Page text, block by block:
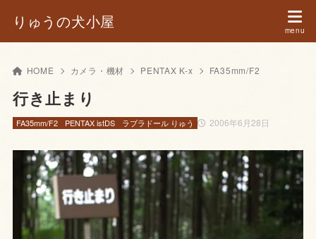
りゅうの犬小屋
HOME カメラ・機材 PENTAX K-x FA35mm/F2
行き止まり
2006年6月28日
FA35mm/F2 PENTAX istDS ラブラドール りゅう